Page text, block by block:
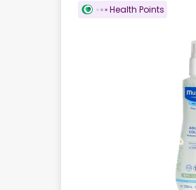
Cosmética Health Points